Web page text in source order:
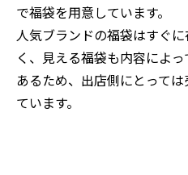
で福袋を用意しています。
人気ブランドの福袋はすぐ
く、見える福袋も内容によ
あるため、出店側にとって
ています。